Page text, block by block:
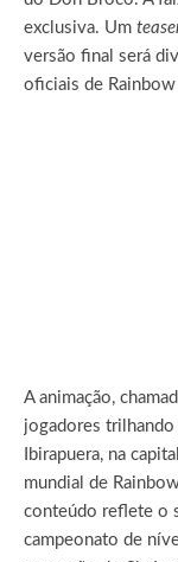
exclusiva. Um
versão final será
oficiais de Rainbow
A animação,
jogadores
Ibirapuera, na
mundial de
conteúdo reflete o
campeonato de